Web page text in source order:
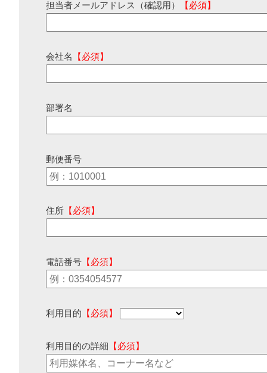
担当者メールアドレス（確認用） 【必須】
会社名 【必須】
部署名
郵便番号
住所 【必須】
電話番号 【必須】
利用目的 【必須】
利用目的の詳細 【必須】